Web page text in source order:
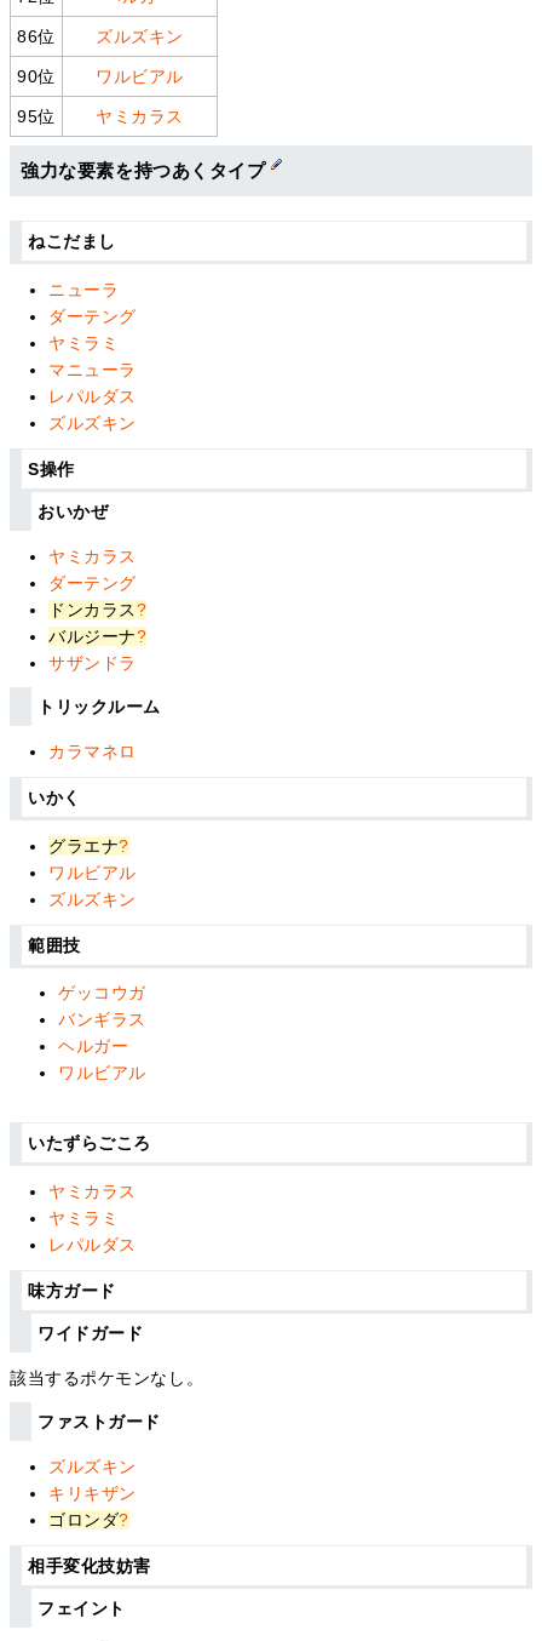
86位 ズルズキン
90位 ワルビアル
95位 ヤミカラス
強力な要素を持つあくタイプ
ねこだまし
ニューラ
ダーテング
ヤミラミ
マニューラ
レパルダス
ズルズキン
S操作
おいかぜ
ヤミカラス
ダーテング
ドンカラス?
バルジーナ?
サザンドラ
トリックルーム
カラマネロ
いかく
グラエナ?
ワルビアル
ズルズキン
範囲技
ゲッコウガ
バンギラス
ヘルガー
ワルビアル
いたずらごころ
ヤミカラス
ヤミラミ
レパルダス
味方ガード
ワイドガード
該当するポケモンなし。
ファストガード
ズルズキン
キリキザン
ゴロンダ?
相手変化技妨害
フェイント